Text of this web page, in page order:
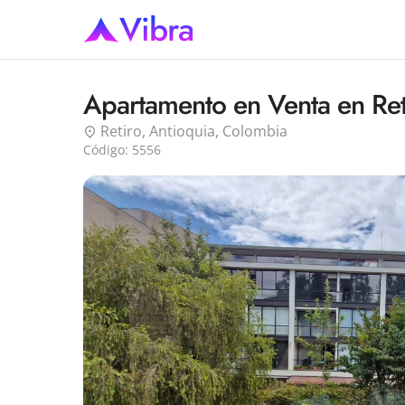
Vibra
Apartamento en Venta en
Retiro, Antioquia, Colombia
Código: 5556